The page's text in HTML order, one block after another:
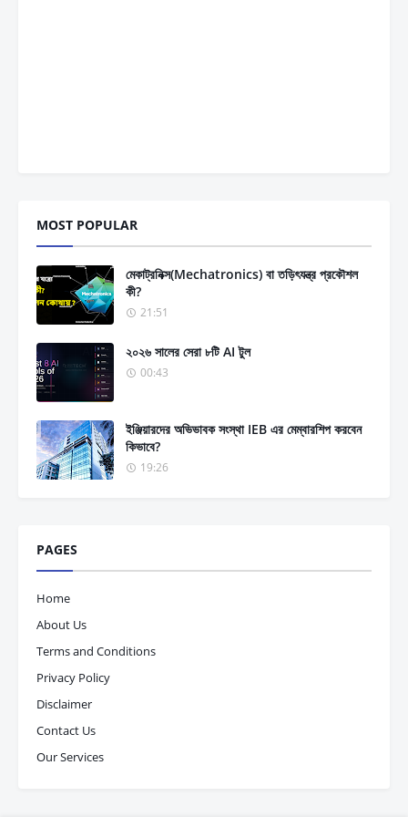
MOST POPULAR
মেকাট্রনিক্স(Mechatronics) বা তড়িৎযন্ত্র প্রকৌশল
কী?
21:51
২০২৬ সালের সেরা ৮টি AI টুল
00:43
ইঞ্জিয়ারদের অভিভাবক সংস্থা IEB এর মেম্বারশিপ করবেন
কিভাবে?
19:26
PAGES
Home
About Us
Terms and Conditions
Privacy Policy
Disclaimer
Contact Us
Our Services